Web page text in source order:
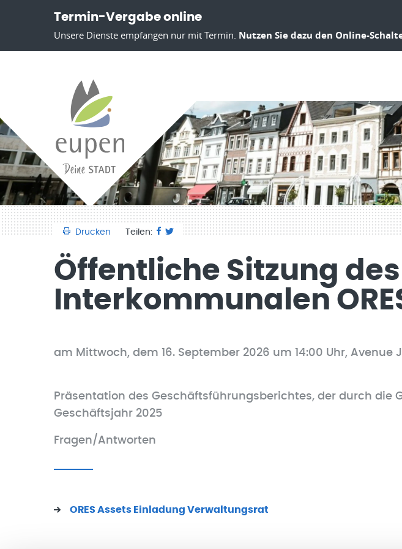
Termin-Vergabe online
Unsere Dienste empfangen nur mit Termin. Nutzen Sie dazu den Online-
Drucken Teilen:
Öffentliche Sitzung
Interkommunalen
am Mittwoch, dem 16. September 2026 um 14:00 Uhr, Avenue
Präsentation des Geschäftsführungsberichtes, der durch die
Geschäftsjahr 2025
Fragen/Antworten
ORES Assets Einladung Verwaltungsrat